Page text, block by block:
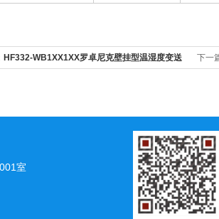
HF332-WB1XX1XX罗卓尼克壁挂型温湿度变送 下一
室